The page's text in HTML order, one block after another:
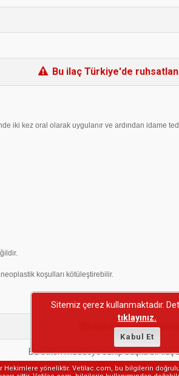
Bu ilaç Türkiye'de
iki kez oral olarak uygulanır ve ardından idame
koşulları kötüleştirebilir.
Aynı Etken Maddeli
Bu etken maddeye sahip başka bir ilaç
Hekimlere yöneliktir. Vetilac.com, bu bilgilerin
Sitemiz çerez kullanmaktadır.
tıklayınız.
Kabul Et